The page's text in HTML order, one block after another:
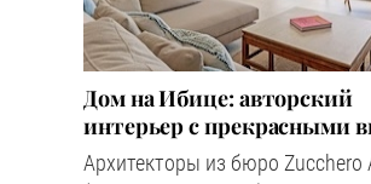
Дом на Ибице: авторский
интерьер с прекрасными
Архитекторы из бюро Zucchero